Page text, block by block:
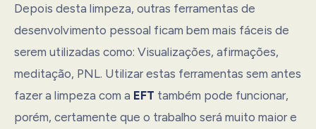
Depois desta limpeza, outras ferramentas de
desenvolvimento pessoal ficam bem mais fáceis de
serem utilizadas como: Visualizações, afirmações,
meditação, PNL. Utilizar estas ferramentas sem antes
fazer a limpeza com a EFT também pode funcionar,
porém, certamente que o trabalho será muito maior e